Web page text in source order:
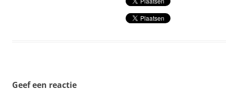
Geef een reactie